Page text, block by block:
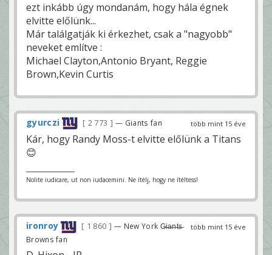
ezt inkább úgy mondanám, hogy hála égnek
elvitte előlünk...
Már találgatják ki érkezhet, csak a "nagyobb"
neveket említve :
Michael Clayton,Antonio Bryant, Reggie
Brown,Kevin Curtis
több mint 15 éve
gyurczi 2 773 — Giants fan
Kár, hogy Randy Moss-t elvitte előlünk a Titans
😊
Nolite iudicare, ut non iudacemini. Ne ítélj, hogy ne ítéltess!
több mint 15 éve
ironroy 1 860
— New York G̶i̶a̶n̶t̶s̶
Browns fan